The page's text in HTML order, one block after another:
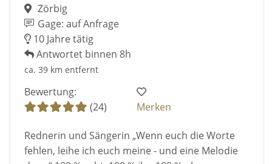
Zörbig
Gage: auf Anfrage
10 Jahre tätig
Antwortet binnen 8h
ca. 39 km entfernt
Bewertung:
(24)
Merken
Rednerin und Sängerin „Wenn euch die Worte
fehlen, leihe ich euch meine - und eine Melodie